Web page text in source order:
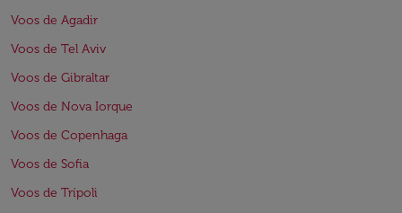
Voos de Agadir
Voos de Tel Aviv
Voos de Gibraltar
Voos de Nova Iorque
Voos de Copenhaga
Voos de Sofia
Voos de Trípoli